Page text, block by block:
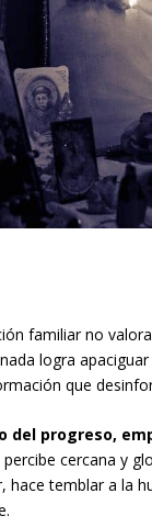
familiar no
logra
que
del progreso,
cercana y
temblar a la